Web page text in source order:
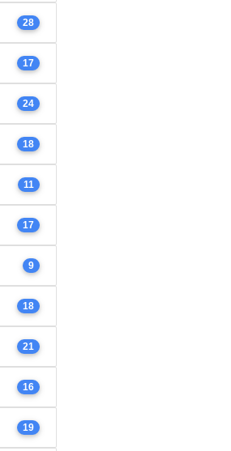
28
17
24
18
11
17
9
18
21
16
19